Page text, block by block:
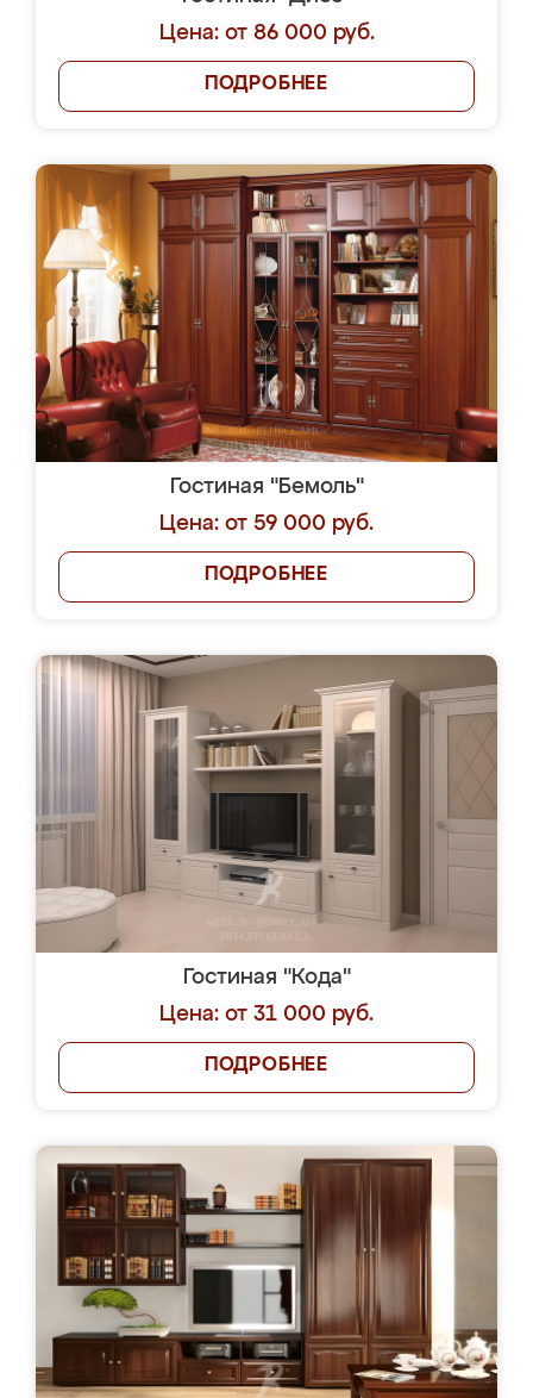
Цена: от 86 000 руб.
ПОДРОБНЕЕ
Гостиная "Бемоль"
Цена: от 59 000 руб.
ПОДРОБНЕЕ
Гостиная "Кода"
Цена: от 31 000 руб.
ПОДРОБНЕЕ